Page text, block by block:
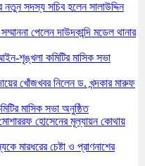
নতুন সদস্য সচিব হলেন সালাউদ্দিন
পেলেন দাউদকান্দি মডেল থানার
শৃঙ্খলা কমিটির মাসিক সভা
খোঁজখবর নিলেন ড. খন্দকার মারুফ
মাসিক সভা অনুষ্ঠিত
হোসেনের মূল্যায়ন কোথায়
মারধরের চেষ্টা ও প্রাণনাশের